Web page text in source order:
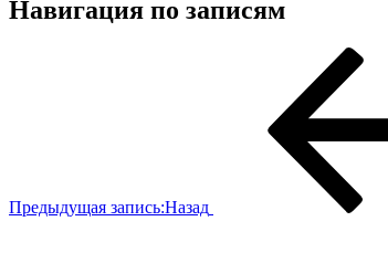
Навигация по записям
Предыдущая запись:Назад